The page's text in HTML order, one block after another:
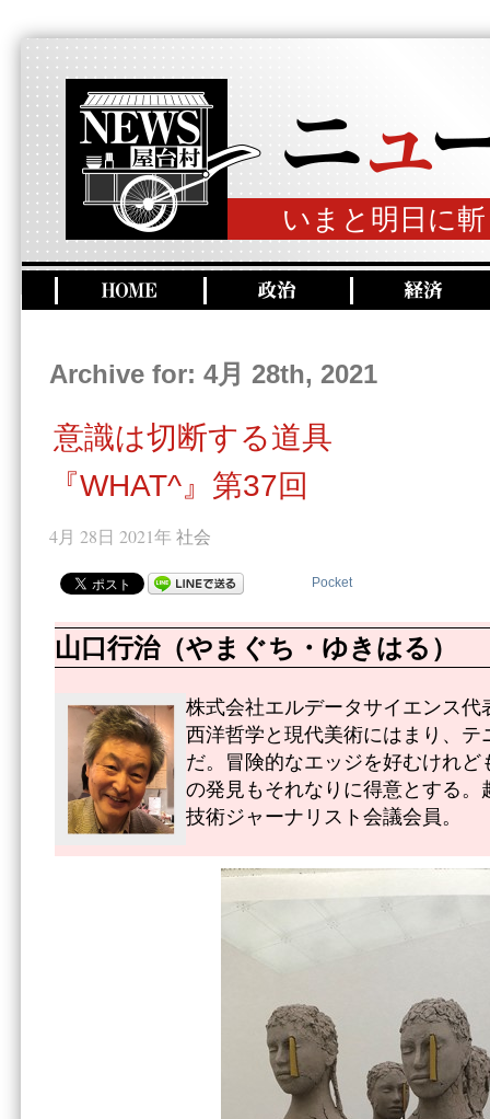
いまと明日に
Archive for: 4月 28th, 2021
意識は切断する道具
『WHAT^』第37回
4月 28日 2021年 社会
Pocket
山口行治（やまぐち・ゆきはる）
株式会社エルデータサイエンス
西洋哲学と現代美術にはまり、テ
だ。冒険的なエッジを好むけれ
の発見もそれなりに得意とする
技術ジャーナリスト会議会員。